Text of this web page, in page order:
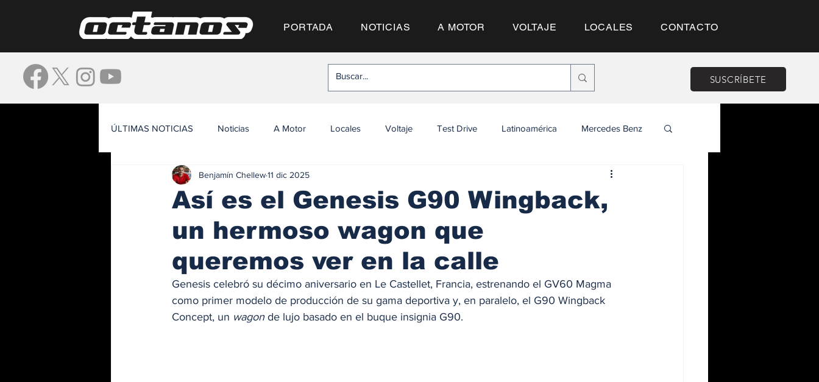
PORTADA NOTICIAS A MOTOR VOLTAJE LOCALES CONTACTO
SUSCRÍBETE
ÚLTIMAS NOTICIAS Noticias A Motor Locales Voltaje Test Drive Latinoamérica Mercedes Benz
Así es el Genesis G90 Wingback,
un hermoso wagon que
queremos ver en la calle
Benjamín Chellew11 dic 2025
Genesis celebró su décimo aniversario en Le Castellet, Francia, estrenando el GV60 Magma
como primer modelo de producción de su gama deportiva y, en paralelo, el G90 Wingback
Concept, un wagon de lujo basado en el buque insignia G90.